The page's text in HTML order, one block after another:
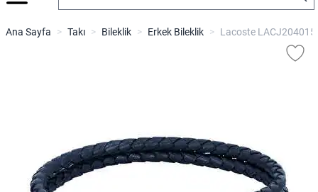
İçeriğe geç
Ana Sayfa > Takı > Bileklik > Erkek Bileklik > Lacoste